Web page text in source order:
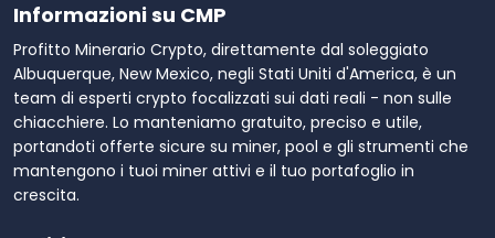
Informazioni su CMP
Profitto Minerario Crypto, direttamente dal soleggiato
Albuquerque, New Mexico, negli Stati Uniti d'America, è un
team di esperti crypto focalizzati sui dati reali - non sulle
chiacchiere. Lo manteniamo gratuito, preciso e utile,
portandoti offerte sicure su miner, pool e gli strumenti che
mantengono i tuoi miner attivi e il tuo portafoglio in
crescita.